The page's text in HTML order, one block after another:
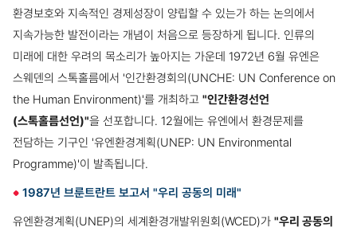
환경보호와 지속적인 경제성장이 양립할 수 있는가 하는 논의에서
지속가능한 발전이라는 개념이 처음으로 등장하게 됩니다. 인류의
미래에 대한 우려의 목소리가 높아지는 가운데 1972년 6월 유엔은
스웨덴의 스톡홀름에서 '인간환경회의(UNCHE: UN Conference on
the Human Environment)'를 개최하고 "인간환경선언
(스톡홀름선언)"을 선포합니다. 12월에는 유엔에서 환경문제를
전담하는 기구인 '유엔환경계획(UNEP: UN Environmental
Programme)'이 발족됩니다.
1987년 브룬트란트 보고서 "우리 공동의 미래"
유엔환경계획(UNEP)의 세계환경개발위원회(WCED)가 "우리 공동의